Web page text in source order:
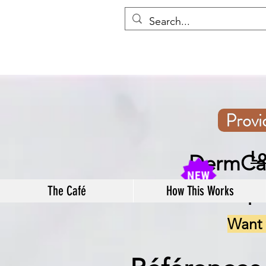
The Café How This Works
Want